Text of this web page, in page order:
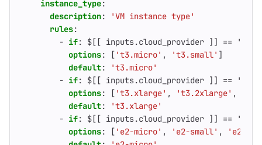
instance_type:
description:
'VM instance type'
rules:
- if:
$[[ inputs.cloud_provider ]] == 'aws'
options: [ 't3.micro' , 't3.small' ]
default:
't3.micro'
- if:
$[[ inputs.cloud_provider ]] ==
options: [ 't3.xlarge' , 't3.2xlarge' ,
default:
't3.xlarge'
- if:
$[[ inputs.cloud_provider ]] == 'gcp'
options: [ 'e2-micro' , 'e2-small' ,
'e2-